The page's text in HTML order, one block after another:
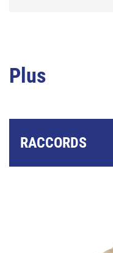
Plus
RACCORDS